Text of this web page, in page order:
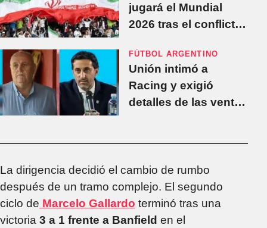
jugará el Mundial
2026 tras el conflicto
FÚTBOL ARGENTINO
Unión intimó a
Racing y exigió
detalles de las ventas
La dirigencia decidió el cambio de rumbo
después de un tramo complejo. El segundo
ciclo de Marcelo Gallardo terminó tras una
victoria 3 a 1 frente a Banfield en el